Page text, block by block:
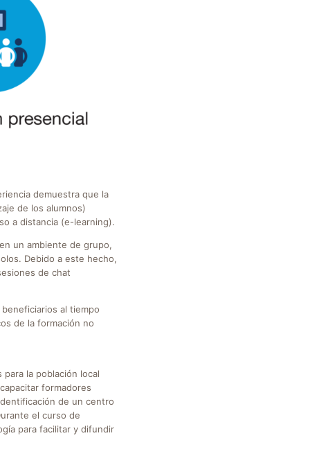
demuestra que la
de los alumnos)
a distancia (e-learning).
un ambiente de grupo,
Debido a este hecho,
de chat
al tiempo
de la formación no
para la población local
formadores
de un centro
el curso de
para facilitar y difundir